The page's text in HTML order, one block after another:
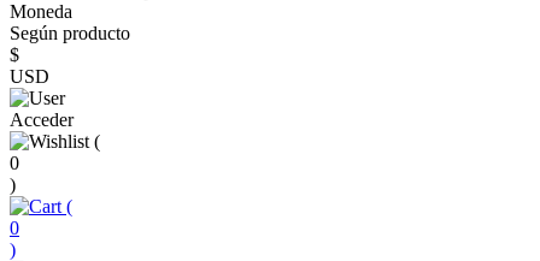
Moneda
Según producto
$
USD
Acceder
(
0
)
(
0
)